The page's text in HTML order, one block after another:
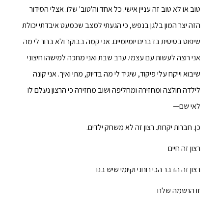
טוב או לא טוב זה עניין אישי. כל אחד וה'טוב' שלו. אצלי הסידור
הזה יצר המון בלגן בנפש, כי הגעתי למצב שכמעט איבדתי יכולת
שיפוט בסיסית בדברים יומיומיים. אני קמה בבוקר ולא ברור לי מה
אני רוצה לעשות עם עצמי. ערב שבת ואני מחכה למישהו חיצוני
שיבוא וייקח עלי פיקוד, שיגיד לי מה בדיוק, מתי ואיך. אני קונה
לילדה חולצה ומחזירה ומחליפה ושוב מחזירה כי הרצון נעלם לו
לאי שם—
כן. חברות יקרות. רצון זה לא משחק ילדים.
רצון זה חיים
רצון זה הדבר הכי רוחני וקיומי שיש בנו
זו הנשמה שלנו